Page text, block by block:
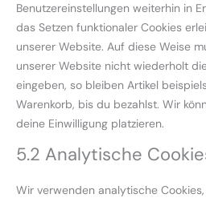
Benutzereinstellungen weiterhin in
das Setzen funktionaler Cookies
unserer Website. Auf diese Weise
unserer Website nicht wiederholt
eingeben, so bleiben Artikel
Warenkorb, bis du bezahlst. Wir
deine Einwilligung platzieren.
5.2 Analytische
Wir verwenden analytische